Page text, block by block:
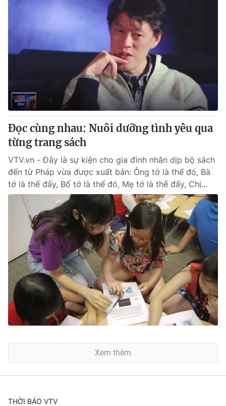
Đọc cùng nhau: Nuôi dưỡng tình yêu qua
từng trang sách
VTV.vn - Đây là sự kiện cho gia đình nhân dịp bộ sách
đến từ Pháp vừa được xuất bản: Ông tớ là thế đó, Bà
tớ là thế đấy, Bố tớ là thế đó, Mẹ tớ là thế đấy, Chị...
Xem thêm
THỜI BÁO VTV